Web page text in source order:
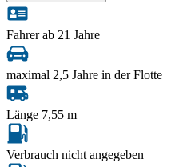
Fahrer ab 21 Jahre
maximal 2,5 Jahre in der Flotte
Länge 7,55 m
Verbrauch nicht angegeben